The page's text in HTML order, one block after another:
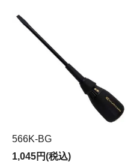
566K-BG
1,045円(税込)